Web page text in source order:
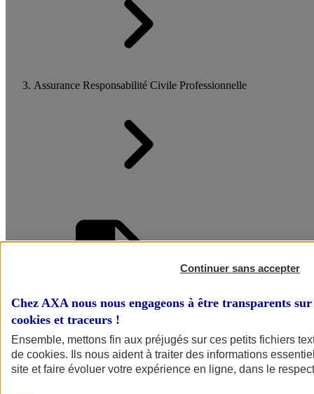
Assurance Responsabilité Civile Professionnelle
Mes démarches
Nos contrats responsabilité
civile
Continuer sans accepter
Chez AXA nous nous engageons à être transparents
cookies et traceurs !
Ensemble, mettons fin aux préjugés sur ces petits fichiers
de cookies. Ils nous aident à traiter des informations
site et faire évoluer votre expérience en ligne, dans le